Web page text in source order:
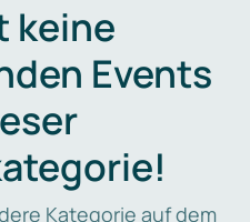
keine
Events
Kategorie auf dem